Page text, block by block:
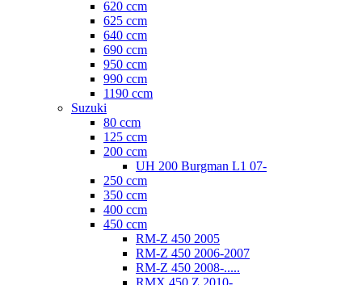
620 ccm
625 ccm
640 ccm
690 ccm
950 ccm
990 ccm
1190 ccm
Suzuki
80 ccm
125 ccm
200 ccm
UH 200 Burgman L1 07-
250 ccm
350 ccm
400 ccm
450 ccm
RM-Z 450 2005
RM-Z 450 2006-2007
RM-Z 450 2008-.....
RMX 450 Z 2010-.....